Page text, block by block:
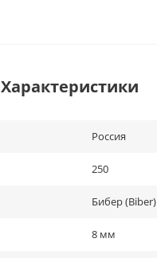
Характеристики
Россия
250
Бибер (Biber)
8 мм